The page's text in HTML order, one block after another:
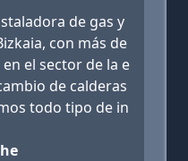
de gas y
con más de
el sector de la e
de calderas
todo tipo de in